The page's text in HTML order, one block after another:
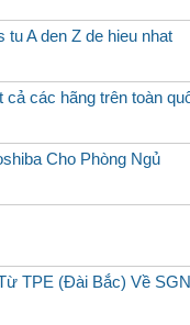
tu A den Z de hieu nhat
các hãng trên toàn
Cho Phòng Ngủ
TPE (Đài Bắc) Về SGN